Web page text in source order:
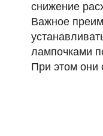
снижение
Важное
лампочками
При этом они